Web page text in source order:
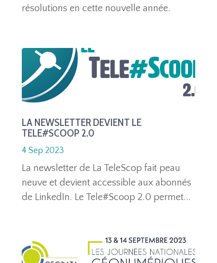
résolutions en cette nouvelle année.
LA NEWSLETTER DEVIENT LE
TELE#SCOOP 2.0
4 Sep 2023
La newsletter de La TeleScop fait peau
neuve et devient accessible aux abonnés
de LinkedIn. Le Tele#Scoop 2.0 permet...